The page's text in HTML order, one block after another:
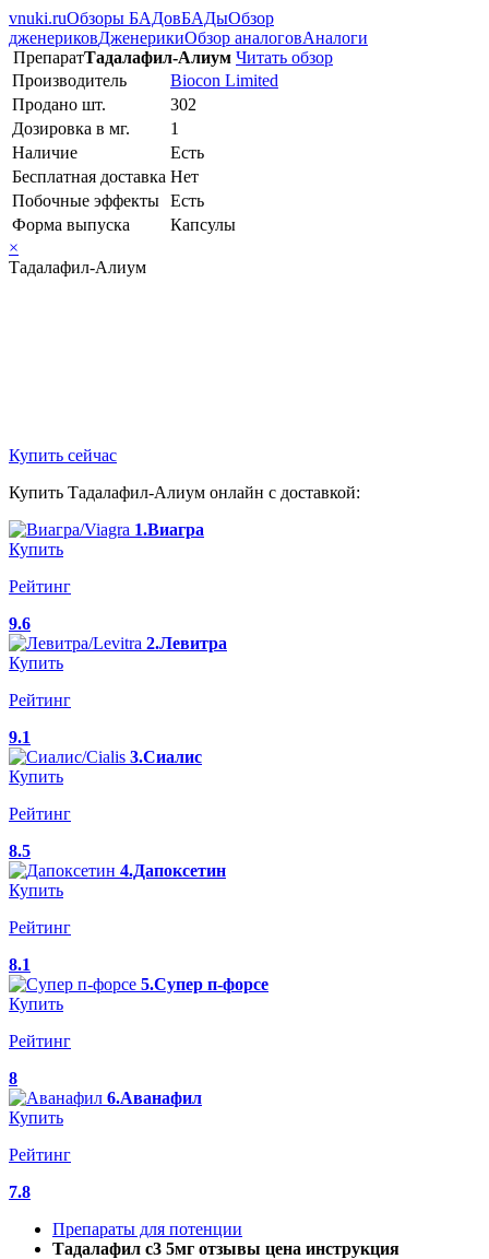
vnuki.ruОбзоры БАДовБАДыОбзор
дженериковДженерикиОбзор аналоговАналоги
ПрепаратТадалафил-Алиум Читать обзор
Производитель
Biocon Limited
Продано шт.
302
Дозировка в мг.
1
Наличие
Есть
Бесплатная доставка Нет
Побочные эффекты Есть
Форма выпуска
Капсулы
×
Тадалафил-Алиум
Купить сейчас
Купить Тадалафил-Алиум онлайн с доставкой:
1.Виагра
Купить
Рейтинг
9.6
2.Левитра
Купить
Рейтинг
9.1
3.Сиалис
Купить
Рейтинг
8.5
4.Дапоксетин
Купить
Рейтинг
8.1
5.Супер п-форсе
Купить
Рейтинг
8
6.Аванафил
Купить
Рейтинг
7.8
Препараты для потенции
Тадалафил с3 5мг отзывы цена инструкция